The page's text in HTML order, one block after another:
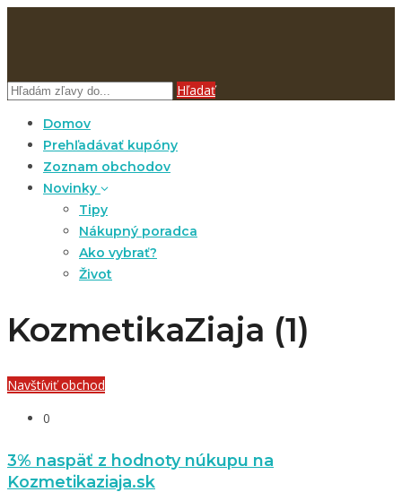
Hľadať
Domov
Prehľadávať kupóny
Zoznam obchodov
Novinky
Tipy
Nákupný poradca
Ako vybrať?
Život
KozmetikaZiaja (1)
Navštíviť obchod
0
3% naspäť z hodnoty núkupu na
Kozmetikaziaja.sk